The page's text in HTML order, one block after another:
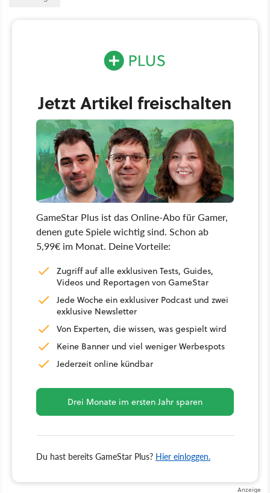
Jetzt Artikel freischalten
GameStar Plus ist das Online-Abo für Gamer,
denen gute Spiele wichtig sind. Schon ab
5,99€ im Monat. Deine Vorteile:
Zugriff auf alle exklusiven Tests, Guides,
Videos und Reportagen von GameStar
Jede Woche ein exklusiver Podcast und zwei
exklusive Newsletter
Von Experten, die wissen, was gespielt wird
Keine Banner und viel weniger Werbespots
Jederzeit online kündbar
Drei Monate im ersten Jahr sparen
Du hast bereits GameStar Plus? Hier einloggen.